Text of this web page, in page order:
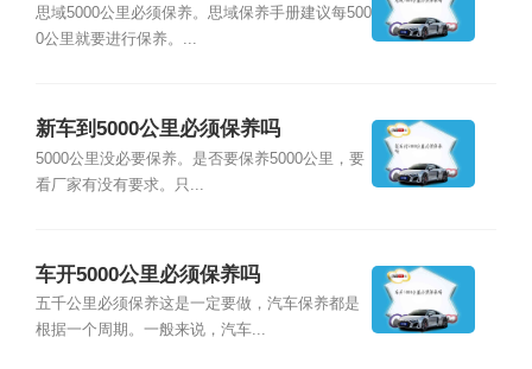
思域5000公里必须保养。思域保养手册建议每500
0公里就要进行保养。...
新车到5000公里必须保养吗
5000公里没必要保养。是否要保养5000公里，要
看厂家有没有要求。只...
车开5000公里必须保养吗
五千公里必须保养这是一定要做，汽车保养都是
根据一个周期。一般来说，汽车...